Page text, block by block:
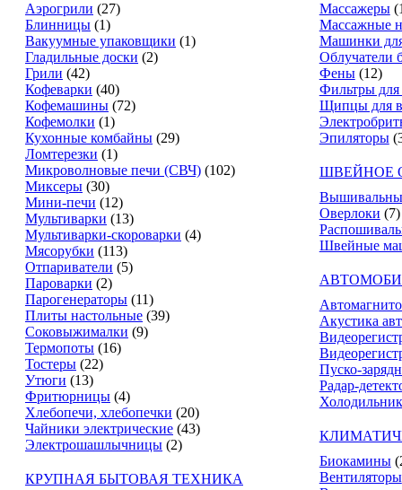
Аэрогрили (27)
Блинницы (1)
Вакуумные упаковщики (1)
Гладильные доски (2)
Грили (42)
Кофеварки (40)
Кофемашины (72)
Кофемолки (1)
Кухонные комбайны (29)
Ломтерезки (1)
Микроволновые печи (СВЧ) (102)
Миксеры (30)
Мини-печи (12)
Мультиварки (13)
Мультиварки-скороварки (4)
Мясорубки (113)
Отпариватели (5)
Пароварки (2)
Парогенераторы (11)
Плиты настольные (39)
Соковыжималки (9)
Термопоты (16)
Тостеры (22)
Утюги (13)
Фритюрницы (4)
Хлебопечи, хлебопечки (20)
Чайники электрические (43)
Электрошашлычницы (2)
КРУПНАЯ БЫТОВАЯ ТЕХНИКА
Массажеры
Массажные
Машинки
Облучатели
Фены (12)
Фильтры
Щипцы для
Эпиляторы
ШВЕЙНОЕ
Оверлоки (7)
Швейные
Акустика
Пуско-
Радар-
Биокамины
Вентиляторы